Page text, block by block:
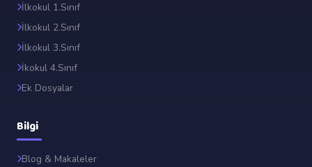
İlkokul 1.Sınıf
İlkokul 2.Sınıf
İlkokul 3.Sınıf
İkokul 4.Sınıf
Ek Dosyalar
Bilgi
Blog & Makaleler